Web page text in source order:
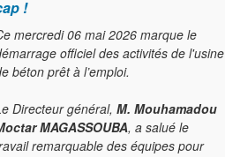
!
mercredi 06 mai 2026 marque le
officiel des activités de l'usine
béton prêt à l’emploi.
Directeur général, M. Mouhamadou
MAGASSOUBA, a salué le
remarquable des équipes pour